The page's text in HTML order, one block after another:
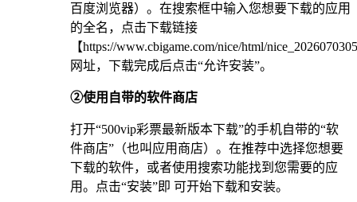
百度浏览器）。在搜索框中输入您想要下载的应用
的全名，点击下载链接
【https://www.cbigame.com/nice/html/
网址，下载完成后点击“允许安装”。
②使用自带的软件商店
打开“500vip彩票最新版本下载”的手机自带的“软
件商店”（也叫应用商店）。在推荐中选择您想要
下载的软件，或者使用搜索功能找到您需要的应
用。点击“安装”即 可开始下载和安装。